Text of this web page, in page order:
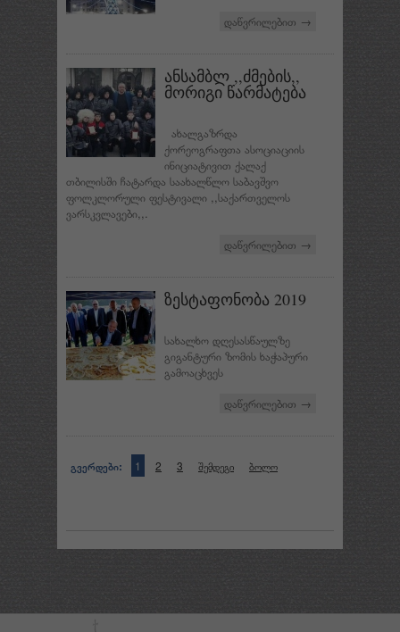
დაწვრილებით →
ანსამბლ ,,ძმების,,
მორიგი წარმატება
ახალგაზრდა
ქორეოგრაფთა ასოციაციის
ინიციატივით ქალაქ
თბილისში ჩატარდა საახალწლო საბავშვო
ფოლკლორული ფესტივალი ,,საქართველოს
ვარსკვლავები,,.
დაწვრილებით →
ზესტაფონობა 2019
სახალხო დღესასწაულზე
გიგანტური ზომის ხაჭაპური
გამოაცხვეს
დაწვრილებით →
გვერდები: 1 2 3 შემდეგი ბოლო